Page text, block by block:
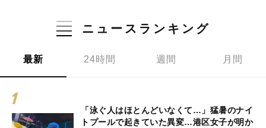
ニュースランキング
最新 24時間 週間 月間
「泳ぐ人はほとんどいなくて…」猛暑のナイ
トプールで起きていた異変…港区女子が明か